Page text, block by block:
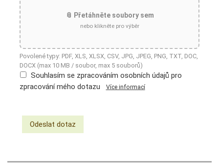
📎 Přetáhněte soubory sem
nebo klikněte pro výběr
Povolené typy: PDF, XLS, XLSX, CSV, JPG, JPEG, PNG, TXT, DOC,
DOCX (max 10 MB / soubor, max 5 souborů)
Souhlasím se zpracováním osobních údajů pro
zpracování mého dotazu
Více informací